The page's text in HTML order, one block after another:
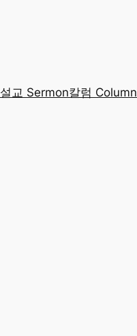
설교 Sermon칼럼 Column